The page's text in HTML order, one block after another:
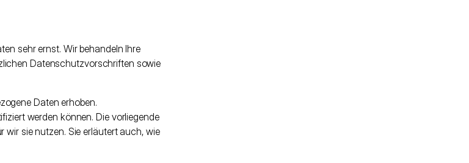
sehr ernst. Wir behandeln Ihre
Datenschutzvorschriften sowie
Daten erhoben.
werden können. Die vorliegende
sie nutzen. Sie erläutert auch, wie